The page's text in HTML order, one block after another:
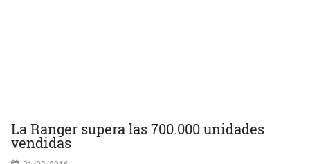
La Ranger supera las 700.000 unidades
vendidas